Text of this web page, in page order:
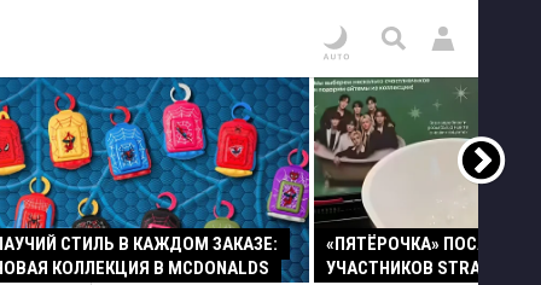
СТИЛЬ В КАЖДОМ ЗАКАЗЕ:
КОЛЛЕКЦИЯ В MCDONALDS
«ПЯТЁРОЧКА» ПОСАДИЛА
УЧАСТНИКОВ STRAY KIDS